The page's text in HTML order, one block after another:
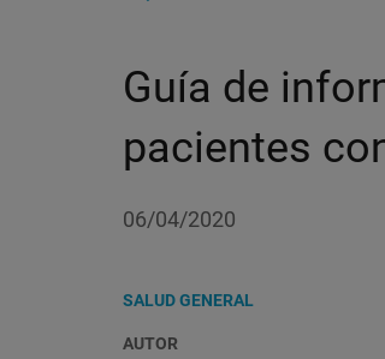
Guía de
pacientes
06/04/2020
SALUD GENERAL
AUTOR